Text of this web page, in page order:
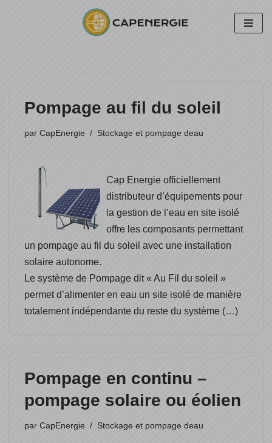
Pompage au fil du soleil
par CapEnergie Stockage et pompage deau
Cap Energie officiellement
distributeur d’équipements pour
la gestion de l’eau en site isolé
offre les composants permettant
un pompage au fil du soleil avec une installation
solaire autonome.
Le système de Pompage dit « Au Fil du soleil »
permet d’alimenter en eau un site isolé de manière
totalement indépendante du reste du système (…)
Pompage en continu –
pompage solaire ou éolien
par CapEnergie Stockage et pompage deau